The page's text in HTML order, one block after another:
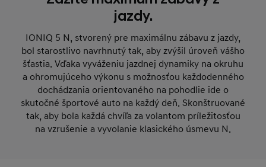
jazdy.
IONIQ 5 N, stvorený pre maximálnu zábavu z jazdy,
bol starostlivo navrhnutý tak, aby zvýšil úroveň vášho
šťastia. Vďaka vyváženiu jazdnej dynamiky na okruhu
a ohromujúceho výkonu s možnosťou každodenného
dochádzania orientovaného na pohodlie ide o
skutočné športové auto na každý deň. Skonštruované
tak, aby bola každá chvíľa za volantom príležitosťou
na vzrušenie a vyvolanie klasického úsmevu N.